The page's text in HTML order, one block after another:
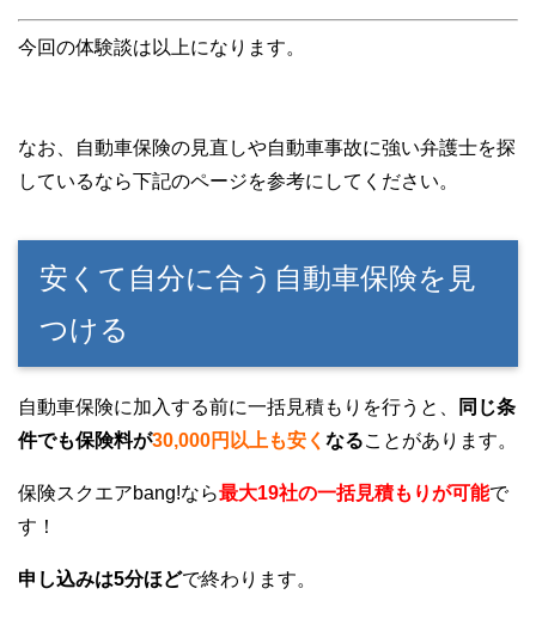
今回の体験談は以上になります。
なお、自動車保険の見直しや自動車事故に強い弁護士を探
しているなら下記のページを参考にしてください。
安くて自分に合う自動車保険を見
つける
自動車保険に加入する前に一括見積もりを行うと、
同じ条
件でも保険料が30,000円以上も安く なることがあります。
保険スクエアbang!なら最大19社の一括見積もりが可能で
す！
申し込みは5分ほどで終わります。